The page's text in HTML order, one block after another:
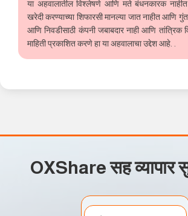
या अहवालातील विश्लेषणे आणि मते बंधनकारक
खरेदी करण्याच्या शिफारसी मानल्या जात नाहीत आणि
आणि निवडीसाठी कंपनी जबाबदार नाही आणि तांत्रिक
माहिती प्रकाशित करणे हा या अहवालाचा उद्देश आहे. .
OXShare सह व्यापार